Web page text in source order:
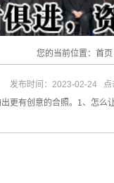
您的当前位置： 首页
更有创意的合照。1、怎么
发布时间：2023-02-24 点